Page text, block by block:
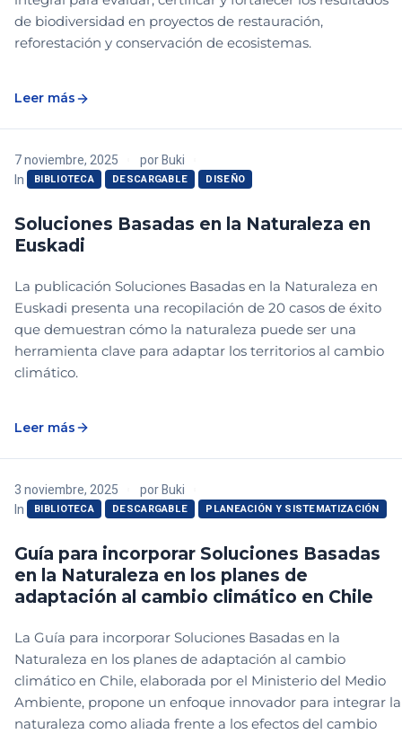
de biodiversidad en proyectos de restauración,
reforestación y conservación de ecosistemas.
Leer más
7 noviembre, 2025 porBuki
In
BIBLIOTECA DESCARGABLE DISEÑO
Soluciones Basadas en la Naturaleza en
Euskadi
La publicación Soluciones Basadas en la Naturaleza en
Euskadi presenta una recopilación de 20 casos de éxito
que demuestran cómo la naturaleza puede ser una
herramienta clave para adaptar los territorios al cambio
climático.
Leer más
3 noviembre, 2025 porBuki
In
BIBLIOTECA DESCARGABLE PLANEACIÓN Y SISTEMATIZACIÓN
Guía para incorporar Soluciones Basadas
en la Naturaleza en los planes de
adaptación al cambio climático en Chile
La Guía para incorporar Soluciones Basadas en la
Naturaleza en los planes de adaptación al cambio
climático en Chile, elaborada por el Ministerio del Medio
Ambiente, propone un enfoque innovador para integrar la
naturaleza como aliada frente a los efectos del cambio